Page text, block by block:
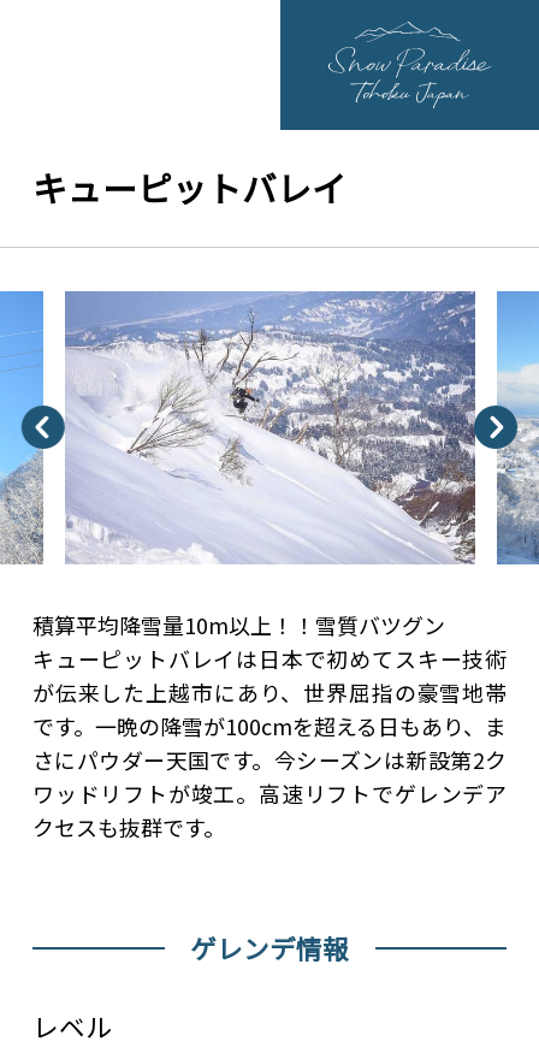
キューピットバレイ
積算平均降雪量10m以上！！雪質バツグン
キューピットバレイは日本で初めてスキー技術
が伝来した上越市にあり、世界屈指の豪雪地帯
です。一晩の降雪が100cmを超える日もあり、ま
さにパウダー天国です。今シーズンは新設第2ク
ワッドリフトが竣工。高速リフトでゲレンデア
クセスも抜群です。
ゲレンデ情報
レベル